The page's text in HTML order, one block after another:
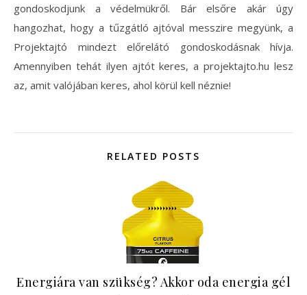
gondoskodjunk a védelmükről. Bár elsőre akár úgy
hangozhat, hogy a tűzgátló ajtóval messzire megyünk, a
Projektajtó mindezt előrelátó gondoskodásnak hívja.
Amennyiben tehát ilyen ajtót keres, a projektajto.hu lesz
az, amit valójában keres, ahol körül kell néznie!
RELATED POSTS
Energiára van szükség? Akkor oda energia gél